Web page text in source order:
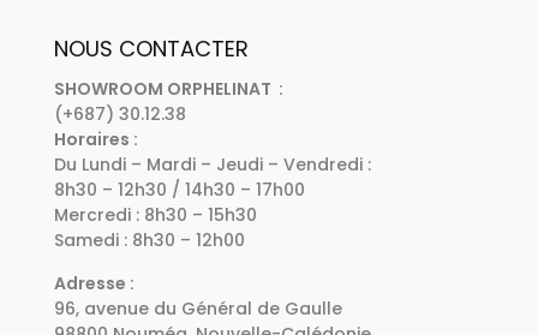
NOUS CONTACTER
SHOWROOM ORPHELINAT :
(+687) 30.12.38
Horaires :
Du Lundi – Mardi – Jeudi – Vendredi :
8h30 – 12h30 / 14h30 – 17h00
Mercredi : 8h30 – 15h30
Samedi : 8h30 – 12h00
Adresse :
96, avenue du Général de Gaulle